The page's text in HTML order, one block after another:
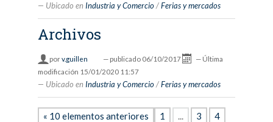
Ubicado en Industria y Comercio /Ferias y mercados
Archivos
porv.guillen — publicado 06/10/2017 — Última
modificación 15/01/2020 11:57
Ubicado en Industria y Comercio /Ferias y mercados
« 10 elementos anteriores
1 ... 3
4